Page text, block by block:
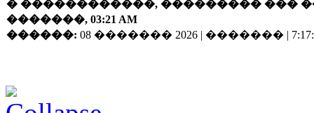
� ������������, ��������� ���
�������, 03:21 AM
������: 08 ������� 2026 | ������� |